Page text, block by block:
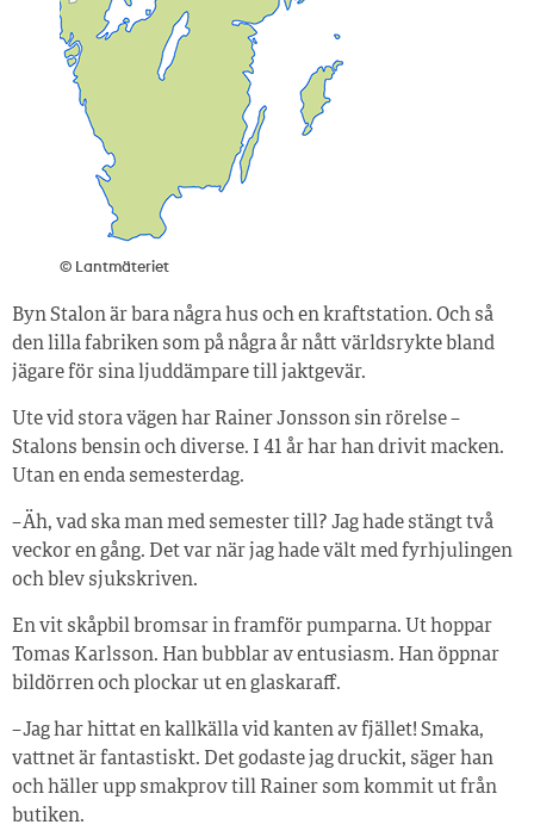
© Lantmäteriet
Byn Stalon är bara några hus och en kraftstation. Och så
den lilla fabriken som på några år nått världsrykte bland
jägare för sina ljuddämpare till jaktgevär.
Ute vid stora vägen har Rainer Jonsson sin rörelse –
Stalons bensin och diverse. I 41 år har han drivit macken.
Utan en enda semesterdag.
– Äh, vad ska man med semester till? Jag hade stängt två
veckor en gång. Det var när jag hade vält med fyrhjulingen
och blev sjukskriven.
En vit skåpbil bromsar in framför pumparna. Ut hoppar
Tomas Karlsson. Han bubblar av entusiasm. Han öppnar
bildörren och plockar ut en glaskaraff.
– Jag har hittat en kallkälla vid kanten av fjället! Smaka,
vattnet är fantastiskt. Det godaste jag druckit, säger han
och häller upp smakprov till Rainer som kommit ut från
butiken.